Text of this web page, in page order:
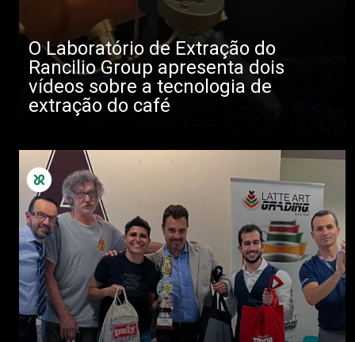
O Laboratório de Extração do
Rancilio Group apresenta dois
vídeos sobre a tecnologia de
extração do café